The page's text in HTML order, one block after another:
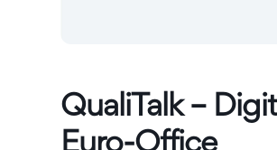
QualiTalk –
Euro-Office